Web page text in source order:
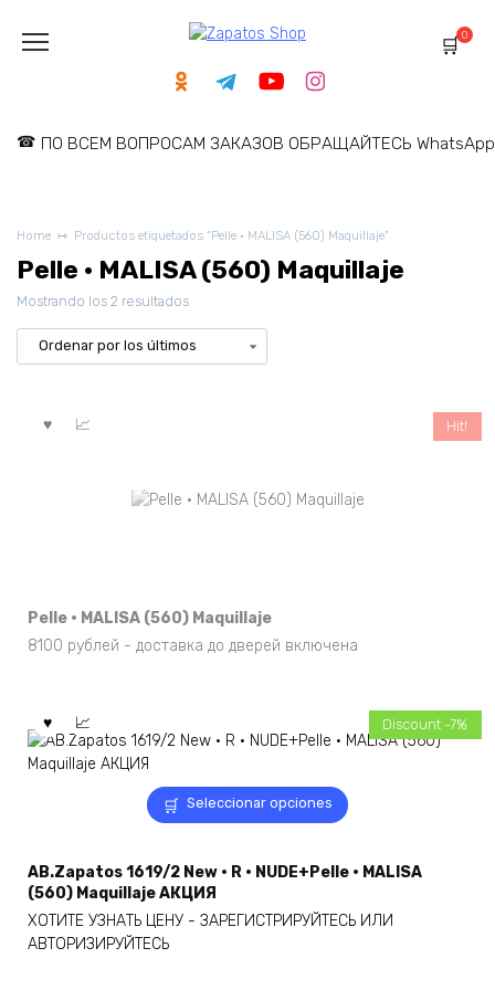
content
ПО ВСЕМ ВОПРОСАМ ЗАКАЗОВ ОБРАЩАЙТЕСЬ
0
Home Productos etiquetados “Pelle · MALISA (560) Maquillaje”
Pelle · MALISA (560) Maquillaje
Mostrando los 2 resultadosOrdenado
los
últimos
Hit!
Pelle · MALISA (560) Maquillaje
8100 рублей - доставка до дверей включена
Seleccionar opciones
Este
producto
múltiples
Las
Discount -7%
AB.Zapatos 1619/2 New · R · NUDE+Pelle · MALISA
(560) Maquillaje АКЦИЯ
ХОТИТЕ УЗНАТЬ ЦЕНУ - ЗАРЕГИСТРИРУЙТЕСЬ ИЛИ
АВТОРИЗИРУЙТЕСЬ